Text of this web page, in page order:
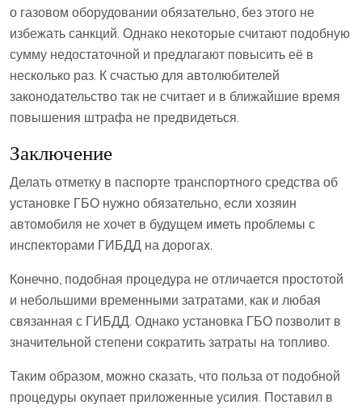
о газовом оборудовании обязательно, без этого не
избежать санкций. Однако некоторые считают подобную
сумму недостаточной и предлагают повысить её в
несколько раз. К счастью для автолюбителей
законодательство так не считает и в ближайшие время
повышения штрафа не предвидеться.
Заключение
Делать отметку в паспорте транспортного средства об
установке ГБО нужно обязательно, если хозяин
автомобиля не хочет в будущем иметь проблемы с
инспекторами ГИБДД на дорогах.
Конечно, подобная процедура не отличается простотой
и небольшими временными затратами, как и любая
связанная с ГИБДД. Однако установка ГБО позволит в
значительной степени сократить затраты на топливо.
Таким образом, можно сказать, что польза от подобной
процедуры окупает приложенные усилия. Поставил в